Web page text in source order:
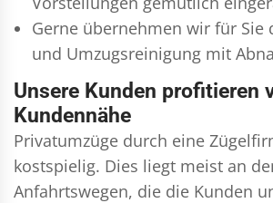
Gerne übernehmen wir für Sie
und Umzugsreinigung mit
Unsere Kunden profitieren
Kundennähe
Privatumzüge durch eine
kostspielig. Dies liegt meist an
Anfahrtswegen, die die Kunden